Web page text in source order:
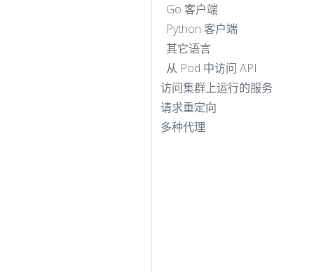
Go 客户端
Python 客户端
其它语言
从 Pod 中访问 API
访问集群上运行的服务
请求重定向
多种代理